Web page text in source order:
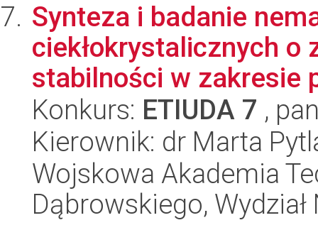
Synteza i badanie
ciekłokrystalicznych
stabilności w zakresie
Konkurs: ETIUDA 7 ,
Kierownik: dr Marta
Wojskowa Akademia
Dąbrowskiego,